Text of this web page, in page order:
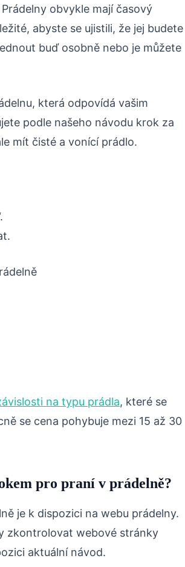
obvykle mají časový
abyste se ujistili, že jej budete
buď osobně nebo je můžete
která odpovídá vašim
podle našeho návodu krok za
mít čisté a vonící prádlo.
na typu prádla, které se
se cena pohybuje mezi 15 až 30
pro praní v prádelně?
je k dispozici na webu prádelny.
zkontrolovat webové stránky
aktuální návod.